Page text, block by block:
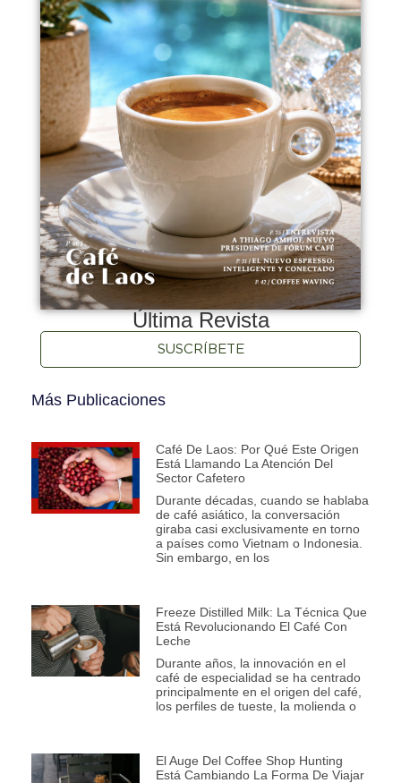
Última Revista
SUSCRÍBETE
Más Publicaciones
Café De Laos: Por Qué Este Origen
Está Llamando La Atención Del
Sector Cafetero
Durante décadas, cuando se hablaba
de café asiático, la conversación
giraba casi exclusivamente en torno
a países como Vietnam o Indonesia.
Sin embargo, en los
Freeze Distilled Milk: La Técnica Que
Está Revolucionando El Café Con
Leche
Durante años, la innovación en el
café de especialidad se ha centrado
principalmente en el origen del café,
los perfiles de tueste, la molienda o
El Auge Del Coffee Shop Hunting
Está Cambiando La Forma De Viajar